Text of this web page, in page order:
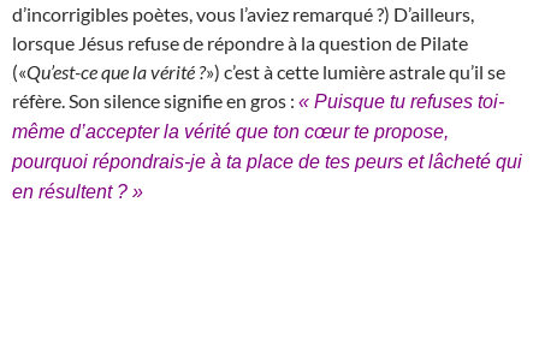
d’incorrigibles poètes, vous l’aviez remarqué ?) D’ailleurs,
lorsque Jésus refuse de répondre à la question de Pilate
(«Qu’est-ce que la vérité ?») c’est à cette lumière astrale qu’il se
réfère. Son silence signifie en gros : « Puisque tu refuses toi-
même d’accepter la vérité que ton cœur te propose,
pourquoi répondrais-je à ta place de tes peurs et lâcheté qui
en résultent ? »